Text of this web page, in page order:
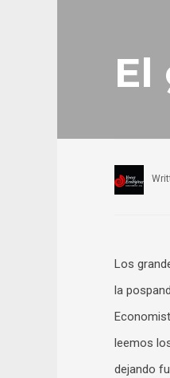
El
Los
la
leemos
dejando